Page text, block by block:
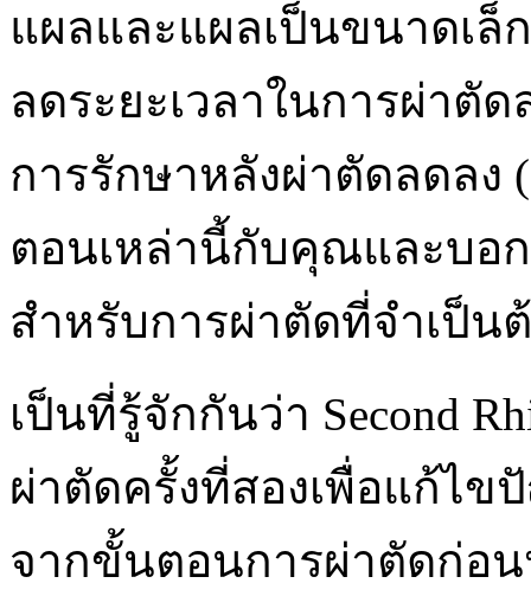
แผลและแผลเป็นขนาดเล็
ลดระยะเวลาในการผ่าตั
การรักษาหลังผ่าตัดลดล
ตอนเหล่านี้กับคุณและบอ
สำหรับการผ่าตัดที่จำเป็น
เป็นที่รู้จักกันว่า Second
ผ่าตัดครั้งที่สองเพื่อแก้ไข
จากขั้นตอนการผ่าตัดก่อ